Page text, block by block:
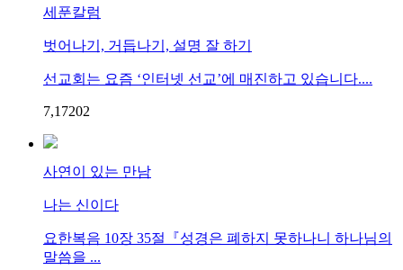
세푼칼럼
벗어나기, 거듭나기, 설명 잘 하기
선교회는 요즘 ‘인터넷 선교’에 매진하고 있습니다....
7,17202
사연이 있는 만남
나는 신이다
요한복음 10장 35절『성경은 폐하지 못하나니 하나님의
말씀을 ...